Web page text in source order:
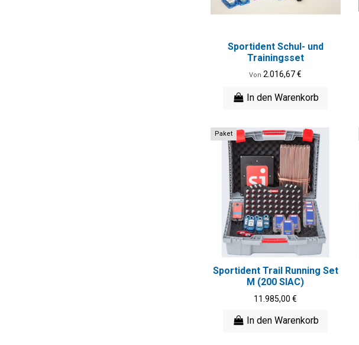
Sportident Schul- und
Trainingsset
Von2.016,67 €
In den Warenkorb
Paket
Sportident Trail Running Set
M (200 SIAC)
11.985,00 €
In den Warenkorb